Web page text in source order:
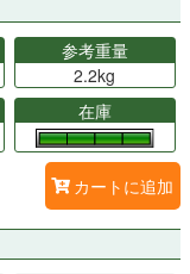
参考重量
2.2kg
在庫
カートに追加